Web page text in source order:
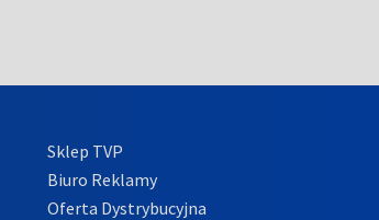
Sklep TVP
Biuro Reklamy
Oferta Dystrybucyjna